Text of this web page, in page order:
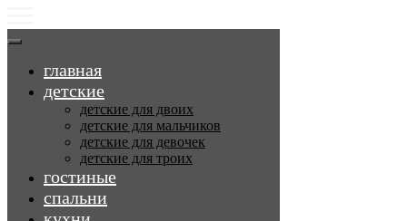
главная
детские
детские для двоих
детские для мальчиков
детские для девочек
детские для троих
гостиные
спальни